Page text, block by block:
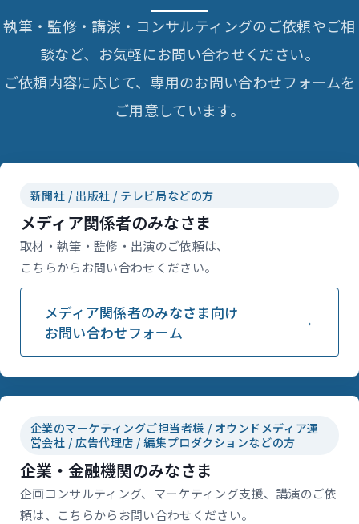
執筆・監修・講演・コンサルティングのご依頼やご相
談など、お気軽にお問い合わせください。
ご依頼内容に応じて、専用のお問い合わせフォームを
ご用意しています。
新聞社 / 出版社 / テレビ局などの方
メディア関係者のみなさま
取材・執筆・監修・出演のご依頼は、
こちらからお問い合わせください。
メディア関係者のみなさま向け
お問い合わせフォーム
企業のマーケティングご担当者様 / オウンドメディア運
営会社 / 広告代理店 / 編集プロダクションなどの方
企業・金融機関のみなさま
企画コンサルティング、マーケティング支援、講演のご依
頼は、こちらからお問い合わせください。